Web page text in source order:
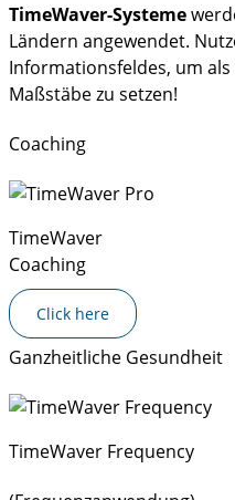
TimeWaver-Systeme
Ländern angewendet.
Informationsfeldes, um
Maßstäbe zu setzen!
Coaching
TimeWaver
Coaching
Click here
Ganzheitliche Gesundheit
TimeWaver Frequency